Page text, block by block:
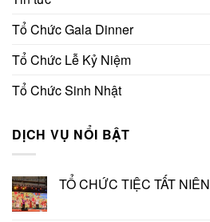
Tổ Chức Gala Dinner
Tổ Chức Lễ Kỷ Niệm
Tổ Chức Sinh Nhật
DỊCH VỤ NỔI BẬT
TỔ CHỨC TIỆC TẤT NIÊN